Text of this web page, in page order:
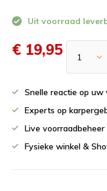
Uit voorraad
€ 19,95
Snelle reactie op uw
Experts op
Live voorraadbeheer
Fysieke winkel &